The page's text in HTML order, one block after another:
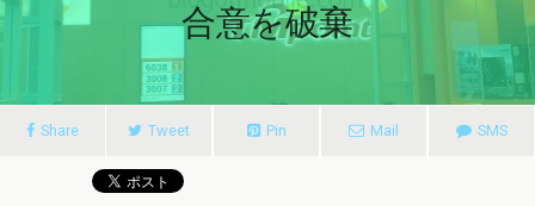
合意を破棄
Share Tweet Pin Mail SMS